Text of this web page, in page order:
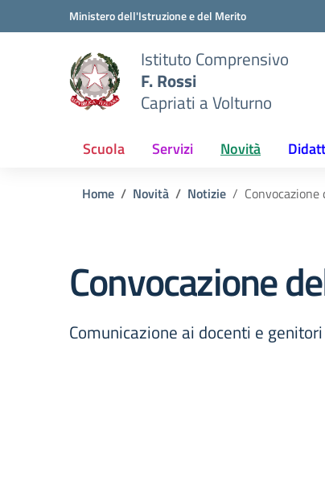
Vai ai contenuti
Vai al menu di navigazioneMinistero dell'Istruzione e del Merito
Istituto Comprensivo
F. Rossi
Capriati a Volturno
Scuola Servizi Novità
Home Novità Notizie
Convocazione
Comunicazione ai docenti e genitori